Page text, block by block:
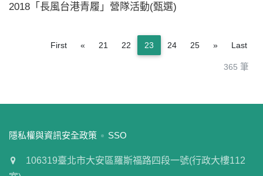
2018「長風台港青履」營隊活動(甄選)
365 筆
First « Previous
21 22 23 24 25 »NextLast
:::
隱私權與資訊安全政策 SSO
106319臺北市大安區羅斯福路四段一號(行政大樓112